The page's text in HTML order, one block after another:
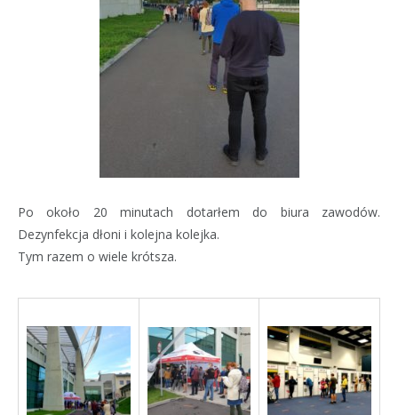
Po około 20 minutach dotarłem do biura zawodów.
Dezynfekcja dłoni i kolejna kolejka.
Tym razem o wiele krótsza.​